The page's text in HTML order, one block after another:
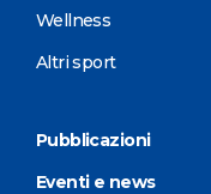
Wellness
Altri sport
Pubblicazioni
Eventi e news